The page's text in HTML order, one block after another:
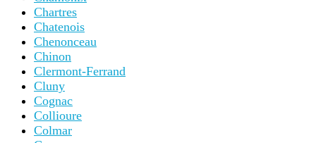
Chartres
Chatenois
Chenonceau
Chinon
Clermont-Ferrand
Cluny
Cognac
Collioure
Colmar